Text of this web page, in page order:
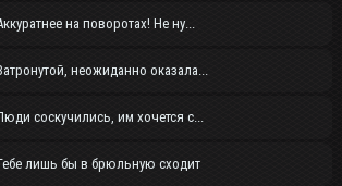
Аккуратнее на поворотах! Не ну...
Затронутой, неожиданно оказала...
Люди соскучились, им хочется с...
Тебе лишь бы в брюльную сходит